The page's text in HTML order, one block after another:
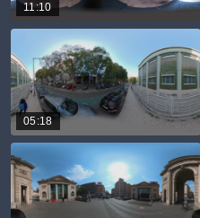
11:10
05:18